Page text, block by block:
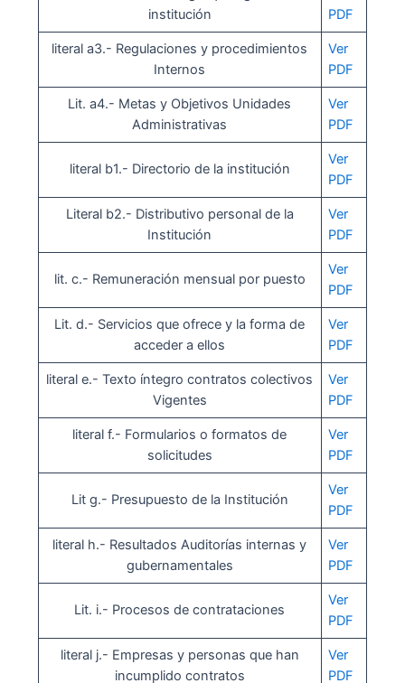
institución
PDF
literal a3.- Regulaciones y procedimientos
Internos
Ver
PDF
Lit. a4.- Metas y Objetivos Unidades
Administrativas
Ver
PDF
literal b1.- Directorio de la institución
Ver
PDF
Literal b2.- Distributivo personal de la
Institución
Ver
PDF
lit. c.- Remuneración mensual por puesto
Ver
PDF
Lit. d.- Servicios que ofrece y la forma de
acceder a ellos
Ver
PDF
literal e.- Texto íntegro contratos colectivos
Vigentes
Ver
PDF
literal f.- Formularios o formatos de
solicitudes
Ver
PDF
Lit g.- Presupuesto de la Institución
Ver
PDF
literal h.- Resultados Auditorías internas y
gubernamentales
Ver
PDF
Lit. i.- Procesos de contrataciones
Ver
PDF
literal j.- Empresas y personas que han
incumplido contratos
Ver
PDF